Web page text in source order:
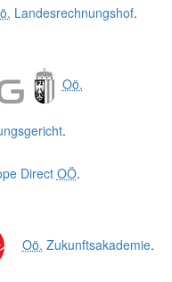
Landesrechnungshof.
Oö.
.
Direct OÖ.
Oö. Zukunftsakademie.